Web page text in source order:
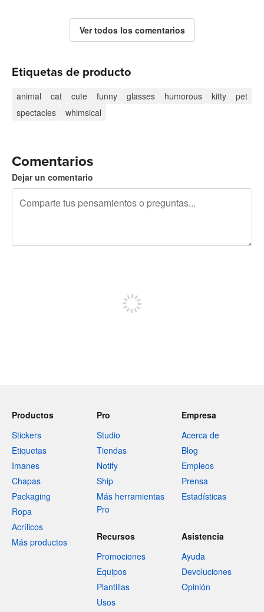
Ver todos los comentarios
Etiquetas de producto
animal cat cute funny glasses humorous kitty
pet
spectacles
whimsical
Comentarios
Dejar un comentario
Productos
Stickers
Etiquetas
Imanes
Chapas
Packaging
Ropa
Acrílicos
Más productos
Pro
Studio
Tiendas
Notify
Ship
Más herramientas
Pro
Empresa
Acerca de
Blog
Empleos
Prensa
Estadísticas
Recursos
Promociones
Equipos
Plantillas
Usos
Asistencia
Ayuda
Devoluciones
Opinión